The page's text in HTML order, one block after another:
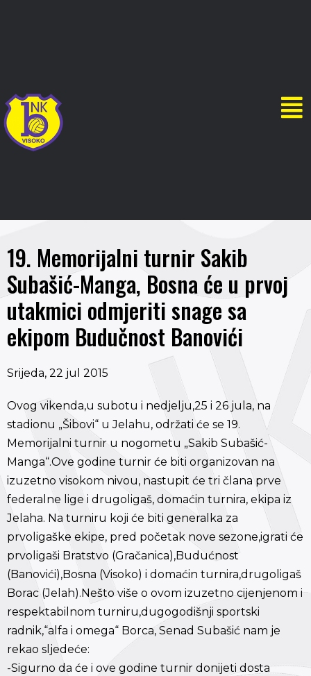
19. Memorijalni turnir Sakib
Subašić-Manga, Bosna će u prvoj
utakmici odmjeriti snage sa
ekipom Budučnost Banovići
Srijeda, 22 jul 2015
Ovog vikenda,u subotu i nedjelju,25 i 26 jula, na
stadionu „Šibovi“ u Jelahu, održati će se 19.
Memorijalni turnir u nogometu „Sakib Subašić-
Manga“.Ove godine turnir će biti organizovan na
izuzetno visokom nivou, nastupit će tri člana prve
federalne lige i drugoligaš, domaćin turnira, ekipa iz
Jelaha. Na turniru koji će biti generalka za
prvoligaške ekipe, pred početak nove sezone,igrati će
prvoligaši Bratstvo (Gračanica),Budućnost
(Banovići),Bosna (Visoko) i domaćin turnira,drugoligaš
Borac (Jelah).Nešto više o ovom izuzetno cijenjenom i
respektabilnom turniru,dugogodišnji sportski
radnik,“alfa i omega“ Borca, Senad Subašić nam je
rekao sljedeće:
-Sigurno da će i ove godine turnir donijeti dosta